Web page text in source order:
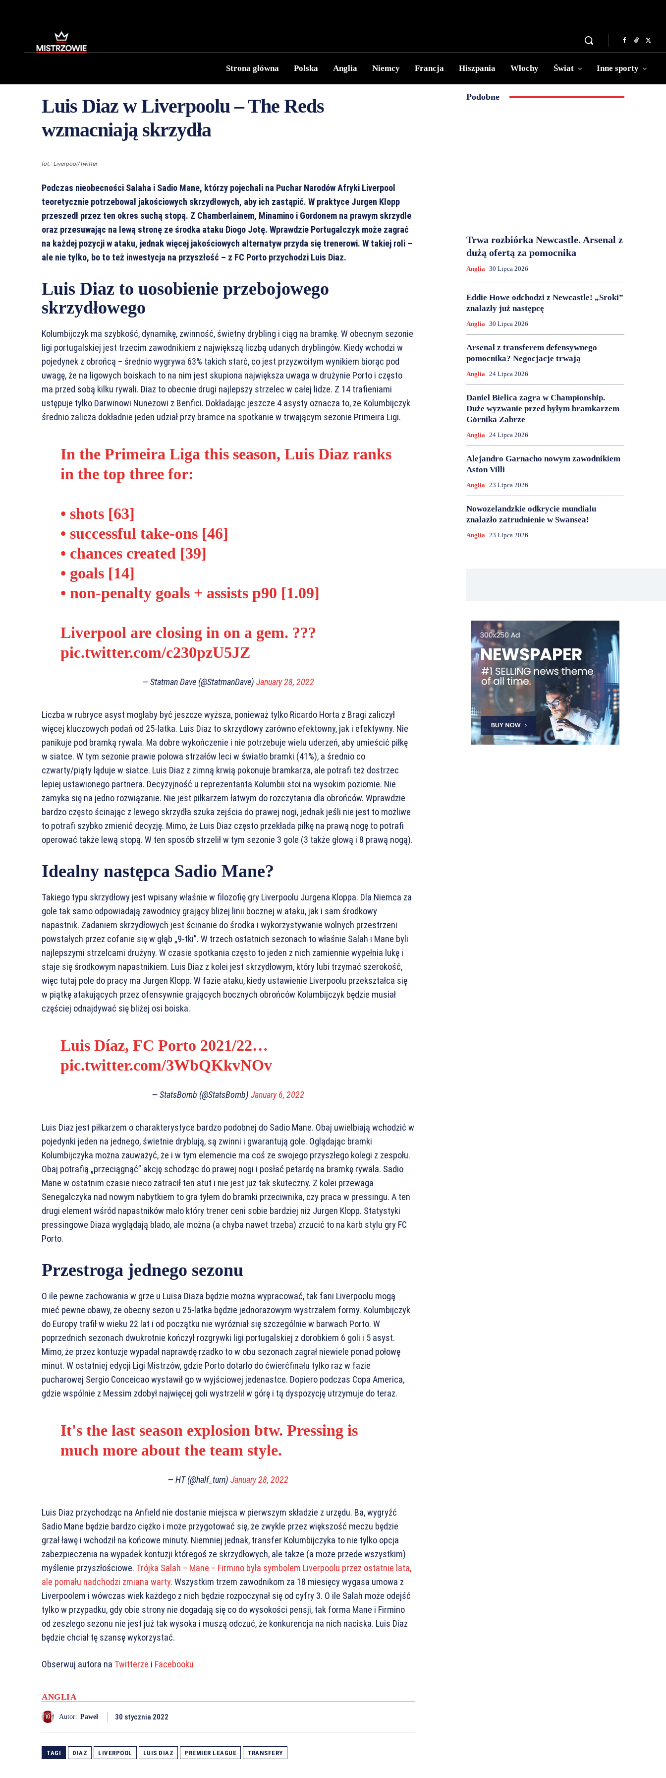
Strona główna Polska Anglia Niemcy Francja Hiszpania Włochy Świat Inne sporty
Luis Diaz w Liverpoolu – The Reds
wzmacniają skrzydła
fot.: Liverpool/Twitter
Podczas nieobecności Salaha i Sadio Mane, którzy pojechali na Puchar Narodów Afryki Liverpool
teoretycznie potrzebował jakościowych skrzydłowych, aby ich zastąpić. W praktyce Jurgen Klopp
przeszedł przez ten okres suchą stopą. Z Chamberlainem, Minamino i Gordonem na prawym skrzydle
oraz przesuwając na lewą stronę ze środka ataku Diogo Jotę. Wprawdzie Portugalczyk może zagrać
na każdej pozycji w ataku, jednak więcej jakościowych alternatyw przyda się trenerowi. W takiej roli –
ale nie tylko, bo to też inwestycja na przyszłość – z FC Porto przychodzi Luis Diaz.
Luis Diaz to uosobienie przebojowego
skrzydłowego
Kolumbijczyk ma szybkość, dynamikę, zwinność, świetny drybling i ciąg na bramkę. W obecnym sezonie
ligi portugalskiej jest trzecim zawodnikiem z największą liczbą udanych dryblingów. Kiedy wchodzi w
pojedynek z obrońcą – średnio wygrywa 63% takich starć, co jest przyzwoitym wynikiem biorąc pod
uwagę, że na ligowych boiskach to na nim jest skupiona największa uwaga w drużynie Porto i często
ma przed sobą kilku rywali. Diaz to obecnie drugi najlepszy strzelec w całej lidze. Z 14 trafieniami
ustępuje tylko Darwinowi Nunezowi z Benfici. Dokładając jeszcze 4 asysty oznacza to, że Kolumbijczyk
średnio zalicza dokładnie jeden udział przy bramce na spotkanie w trwającym sezonie Primeira Ligi.
In the Primeira Liga this season, Luis Diaz ranks
in the top three for:
• shots [63]
• successful take-ons [46]
• chances created [39]
• goals [14]
• non-penalty goals + assists p90 [1.09]
Liverpool are closing in on a gem. ???
pic.twitter.com/c230pzU5JZ
— Statman Dave (@StatmanDave) January 28, 2022
Liczba w rubryce asyst mogłaby być jeszcze wyższa, ponieważ tylko Ricardo Horta z Bragi zaliczył
więcej kluczowych podań od 25-latka. Luis Diaz to skrzydłowy zarówno efektowny, jak i efektywny. Nie
panikuje pod bramką rywala. Ma dobre wykończenie i nie potrzebuje wielu uderzeń, aby umieścić piłkę
w siatce. W tym sezonie prawie połowa strzałów leci w światło bramki (41%), a średnio co
czwarty/piąty ląduje w siatce. Luis Diaz z zimną krwią pokonuje bramkarza, ale potrafi też dostrzec
lepiej ustawionego partnera. Decyzyjność u reprezentanta Kolumbii stoi na wysokim poziomie. Nie
zamyka się na jedno rozwiązanie. Nie jest piłkarzem łatwym do rozczytania dla obrońców. Wprawdzie
bardzo często ścinając z lewego skrzydła szuka zejścia do prawej nogi, jednak jeśli nie jest to możliwe
to potrafi szybko zmienić decyzję. Mimo, że Luis Diaz często przekłada piłkę na prawą nogę to potrafi
operować także lewą stopą. W ten sposób strzelił w tym sezonie 3 gole (3 także głową i 8 prawą nogą).
Idealny następca Sadio Mane?
Takiego typu skrzydłowy jest wpisany właśnie w filozofię gry Liverpoolu Jurgena Kloppa. Dla Niemca za
gole tak samo odpowiadają zawodnicy grający bliżej linii bocznej w ataku, jak i sam środkowy
napastnik. Zadaniem skrzydłowych jest ścinanie do środka i wykorzystywanie wolnych przestrzeni
powstałych przez cofanie się w głąb „9-tki”. W trzech ostatnich sezonach to właśnie Salah i Mane byli
najlepszymi strzelcami drużyny. W czasie spotkania często to jeden z nich zamiennie wypełnia lukę i
staje się środkowym napastnikiem. Luis Diaz z kolei jest skrzydłowym, który lubi trzymać szerokość,
więc tutaj pole do pracy ma Jurgen Klopp. W fazie ataku, kiedy ustawienie Liverpoolu przekształca się
w piątkę atakujących przez ofensywnie grających bocznych obrońców Kolumbijczyk będzie musiał
częściej odnajdywać się bliżej osi boiska.
Luis Díaz, FC Porto 2021/22…
pic.twitter.com/3WbQKkvNOv
— StatsBomb (@StatsBomb)January 6, 2022
Luis Diaz jest piłkarzem o charakterystyce bardzo podobnej do Sadio Mane. Obaj uwielbiają wchodzić w
pojedynki jeden na jednego, świetnie dryblują, są zwinni i gwarantują gole. Oglądając bramki
Kolumbijczyka można zauważyć, że i w tym elemencie ma coś ze swojego przyszłego kolegi z zespołu.
Obaj potrafią „przeciągnąć” akcję schodząc do prawej nogi i posłać petardę na bramkę rywala. Sadio
Mane w ostatnim czasie nieco zatracił ten atut i nie jest już tak skuteczny. Z kolei przewaga
Senegalczyka nad nowym nabytkiem to gra tyłem do bramki przeciwnika, czy praca w pressingu. A ten
drugi element wśród napastników mało który trener ceni sobie bardziej niż Jurgen Klopp. Statystyki
pressingowe Diaza wyglądają blado, ale można (a chyba nawet trzeba) zrzucić to na karb stylu gry FC
Porto.
Przestroga jednego sezonu
O ile pewne zachowania w grze u Luisa Diaza będzie można wypracować, tak fani Liverpoolu mogą
mieć pewne obawy, że obecny sezon u 25-latka będzie jednorazowym wystrzałem formy. Kolumbijczyk
do Europy trafił w wieku 22 lat i od początku nie wyróżniał się szczególnie w barwach Porto. W
poprzednich sezonach dwukrotnie kończył rozgrywki ligi portugalskiej z dorobkiem 6 goli i 5 asyst.
Mimo, że przez kontuzje wypadał naprawdę rzadko to w obu sezonach zagrał niewiele ponad połowę
minut. W ostatniej edycji Ligi Mistrzów, gdzie Porto dotarło do ćwierćfinału tylko raz w fazie
pucharowej Sergio Conceicao wystawił go w wyjściowej jedenastce. Dopiero podczas Copa America,
gdzie wspólnie z Messim zdobył najwięcej goli wystrzelił w górę i tą dyspozycję utrzymuje do teraz.
It's the last season explosion btw. Pressing is
much more about the team style.
— HT (@half_turn)January 28, 2022
Luis Diaz przychodząc na Anfield nie dostanie miejsca w pierwszym składzie z urzędu. Ba, wygryźć
Sadio Mane będzie bardzo ciężko i może przygotować się, że zwykle przez większość meczu będzie
grzał ławę i wchodził na końcowe minuty. Niemniej jednak, transfer Kolumbijczyka to nie tylko opcja
zabezpieczenia na wypadek kontuzji któregoś ze skrzydłowych, ale także (a może przede wszystkim)
myślenie przyszłościowe. Trójka Salah – Mane – Firmino była symbolem Liverpoolu przez ostatnie lata,
ale pomału nadchodzi zmiana warty. Wszystkim trzem zawodnikom za 18 miesięcy wygasa umowa z
Liverpoolem i wówczas wiek każdego z nich będzie rozpoczynał się od cyfry 3. O ile Salah może odejść
tylko w przypadku, gdy obie strony nie dogadają się co do wysokości pensji, tak forma Mane i Firmino
od zeszłego sezonu nie jest już tak wysoka i muszą odczuć, że konkurencja na nich naciska. Luis Diaz
będzie chciał tę szansę wykorzystać.
Obserwuj autora na Twitterze i Facebooku
ANGLIA
Autor: Paweł 30 stycznia 2022
TAGI DIAZ LIVERPOOL LUIS DIAZ PREMIER LEAGUE TRANSFERY
Podobne
Trwa rozbiórka Newcastle. Arsenal z
dużą ofertą za pomocnika
Anglia 30 Lipca 2026
Eddie Howe odchodzi z Newcastle! „Sroki”
znalazły już następcę
Anglia 30 Lipca 2026
Arsenal z transferem defensywnego
pomocnika? Negocjacje trwają
Anglia 24 Lipca 2026
Daniel Bielica zagra w Championship.
Duże wyzwanie przed byłym bramkarzem
Górnika Zabrze
Anglia 24 Lipca 2026
Alejandro Garnacho nowym zawodnikiem
Aston Villi
Anglia 23 Lipca 2026
Nowozelandzkie odkrycie mundialu
znalazło zatrudnienie w Swansea!
Anglia 23 Lipca 2026